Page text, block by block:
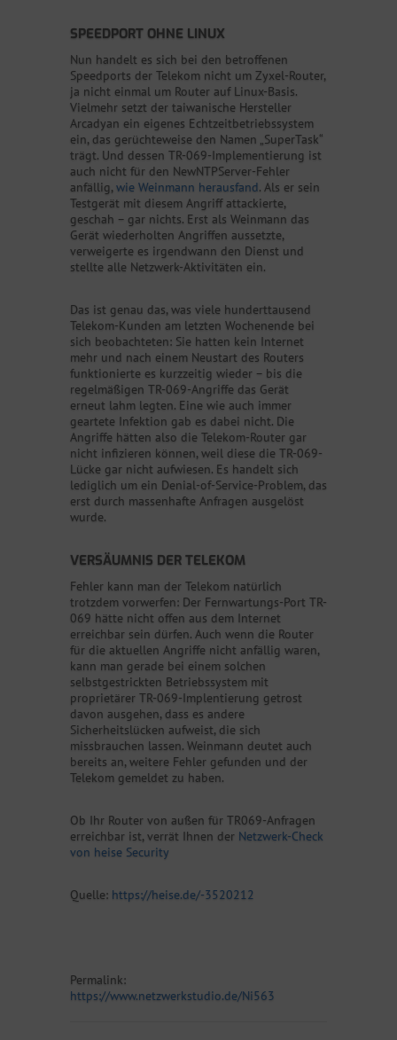
SPEEDPORT OHNE LINUX
Nun handelt es sich bei den betroffenen
Speedports der Telekom nicht um Zyxel-Router,
ja nicht einmal um Router auf Linux-Basis.
Vielmehr setzt der taiwanische Hersteller
Arcadyan ein eigenes Echtzeitbetriebssystem
ein, das gerüchteweise den Namen „SuperTask“
trägt. Und dessen TR-069-Implementierung ist
auch nicht für den NewNTPServer-Fehler
anfällig, wie Weinmann herausfand. Als er sein
Testgerät mit diesem Angriff attackierte,
geschah – gar nichts. Erst als Weinmann das
Gerät wiederholten Angriffen aussetzte,
verweigerte es irgendwann den Dienst und
stellte alle Netzwerk-Aktivitäten ein.
Das ist genau das, was viele hunderttausend
Telekom-Kunden am letzten Wochenende bei
sich beobachteten: Sie hatten kein Internet
mehr und nach einem Neustart des Routers
funktionierte es kurzzeitig wieder – bis die
regelmäßigen TR-069-Angriffe das Gerät
erneut lahm legten. Eine wie auch immer
geartete Infektion gab es dabei nicht. Die
Angriffe hätten also die Telekom-Router gar
nicht infizieren können, weil diese die TR-069-
Lücke gar nicht aufwiesen. Es handelt sich
lediglich um ein Denial-of-Service-Problem, das
erst durch massenhafte Anfragen ausgelöst
wurde.
VERSÄUMNIS DER TELEKOM
Fehler kann man der Telekom natürlich
trotzdem vorwerfen: Der Fernwartungs-Port TR-
069 hätte nicht offen aus dem Internet
erreichbar sein dürfen. Auch wenn die Router
für die aktuellen Angriffe nicht anfällig waren,
kann man gerade bei einem solchen
selbstgestrickten Betriebssystem mit
proprietärer TR-069-Implentierung getrost
davon ausgehen, dass es andere
Sicherheitslücken aufweist, die sich
missbrauchen lassen. Weinmann deutet auch
bereits an, weitere Fehler gefunden und der
Telekom gemeldet zu haben.
Ob Ihr Router von außen für TR069-Anfragen
erreichbar ist, verrät Ihnen der Netzwerk-Check
von heise Security
Quelle: https://heise.de/-3520212
Permalink:
https://www.netzwerkstudio.de/Ni563